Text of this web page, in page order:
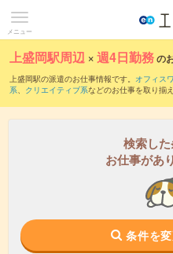
メニュー
上盛岡駅周辺 ×週4日勤務の
上盛岡駅の派遣のお仕事情報です。 オフィス
系、 クリエイティブ系などのお仕事を取り揃
検索し
お仕事があ
条件を